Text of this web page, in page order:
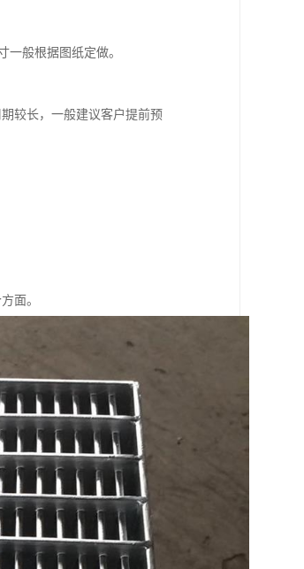
般根据图纸定做。
较长，一般建议客户提前预
面。